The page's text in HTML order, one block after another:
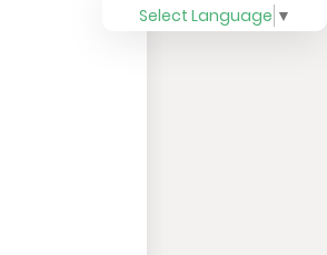
Select Language ▼